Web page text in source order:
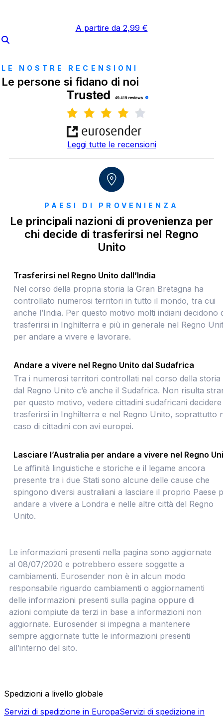
A partire da 2,99 €
LE NOSTRE RECENSIONI
Le persone si fidano di noi
Leggi tutte le recensioni
PAESI DI PROVENIENZA
Le principali nazioni di provenienza per
chi decide di trasferirsi nel Regno
Unito
Trasferirsi nel Regno Unito dall’India
Nel corso della propria storia la Gran Bretagna ha
controllato numerosi territori in tutto il mondo, tra cui
anche l’India. Per questo motivo molti indiani decidono
trasferirsi in Inghilterra e più in generale nel Regno
per andare a vivere e lavorare.
Andare a vivere nel Regno Unito dal Sudafrica
Tra i numerosi territori controllati nel corso della storia
dal Regno Unito c’è anche il Sudafrica. Non risulta
per questo motivo, vedere cittadini sudafricani decidere
trasferirsi in Inghilterra e nel Regno Unito, soprattutto
caso di cittadini con avi europei.
Lasciare l’Australia per andare a vivere nel Regno
Le affinità linguistiche e storiche e il legame ancora
presente tra i due Stati sono alcune delle cause che
spingono diversi australiani a lasciare il proprio Paese
andare a vivere a Londra e nelle altre città del Regno
Unito.
Le informazioni presenti nella pagina sono aggiornate
al 08/07/2020 e potrebbero essere soggette a
cambiamenti. Eurosender non è in alcun modo
responsabile riguardo cambiamenti o aggiornamenti
delle informazioni presenti sulla pagina oppure di
azioni compiute da terzi in base a informazioni non
aggiornate. Eurosender si impegna a mantenere
sempre aggiornate tutte le informazioni presenti
all’interno del sito.
Spedizioni a livello globale
Servizi di spedizione in EuropaServizi di spedizione in